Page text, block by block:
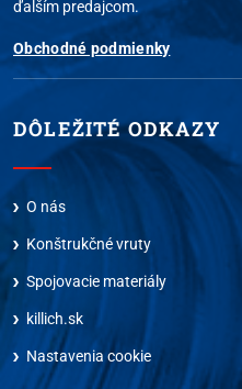
ďalším predajcom.
Obchodné podmienky
DÔLEŽITÉ ODKAZY
O nás
Konštrukčné vruty
Spojovacie materiály
killich.sk
Nastavenia cookie